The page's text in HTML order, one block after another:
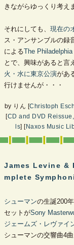
きながらゆっくり考え
それにしても、 現在の
ス・アンサンブルの録
によるThe
とで、興味があると言
火・水に東京公演があ
行けませんが・・・
by りん [Christoph
[CD and DVD
ls] [Naxos Music
James Levine &
mplete
シューマンの生誕200
セットがSony
ジェームズ・レヴァイ
シューマンの交響曲4